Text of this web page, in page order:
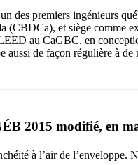
des premiers ingénieurs
et siège
au CaGBC, en
de façon régulière à
2015 modifié, en
à l’air de